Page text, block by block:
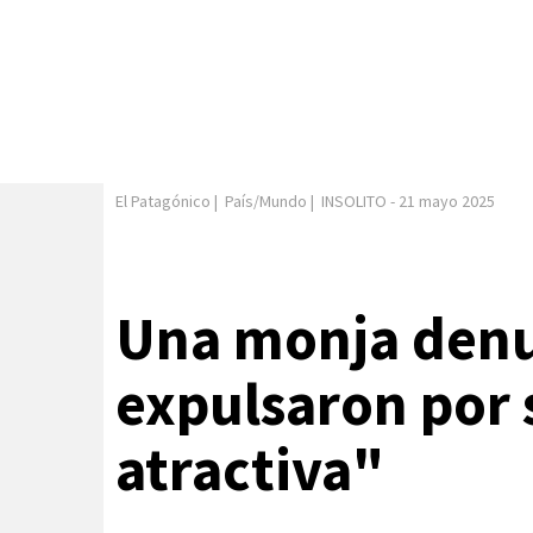
El Patagónico | País/Mundo | INSOLITO - 21 mayo 2025
Una monja
expulsaron por
atractiva"